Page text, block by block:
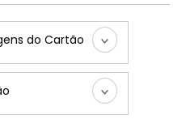
do Cartão